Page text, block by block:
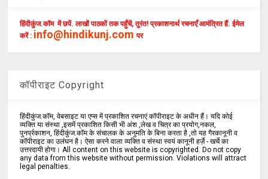
हिंदीकुंज.कॉम में छपें. लाखों पाठकों तक पहुँचें, तुरंत! प्रकाशनार्थ रचनाएँ आमंत्रित हैं. ईमेल
करें : info@hindikunj.com पर
कॉपीराइट Copyright
हिंदीकुंज.कॉम, वेबसाइट या एप्स में प्रकाशित रचनाएं कॉपीराइट के अधीन हैं। यदि कोई
व्यक्ति या संस्था ,इसमें प्रकाशित किसी भी अंश ,लेख व चित्र का प्रयोग,नकल,
पुनर्प्रकाशन, हिंदीकुंज.कॉम के संचालक के अनुमति के बिना करता है ,तो यह गैरकानूनी व
कॉपीराइट का उलंघन है। ऐसा करने वाला व्यक्ति व संस्था स्वयं कानूनी हर्ज़े - खर्चे का
उत्तरदायी होगा। All content on this website is copyrighted. Do not copy
any data from this website without permission. Violations will attract
legal penalties.